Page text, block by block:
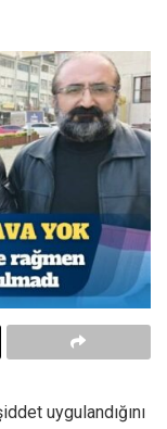
uygulandığını